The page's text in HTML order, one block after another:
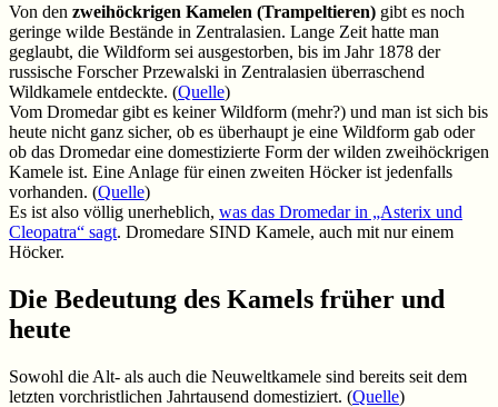
Von den zweihöckrigen Kamelen (Trampeltieren) gibt es noch
geringe wilde Bestände in Zentralasien. Lange Zeit hatte man
geglaubt, die Wildform sei ausgestorben, bis im Jahr 1878 der
russische Forscher Przewalski in Zentralasien überraschend
Wildkamele entdeckte. (Quelle)
Vom Dromedar gibt es keiner Wildform (mehr?) und man ist sich bis
heute nicht ganz sicher, ob es überhaupt je eine Wildform gab oder
ob das Dromedar eine domestizierte Form der wilden zweihöckrigen
Kamele ist. Eine Anlage für einen zweiten Höcker ist jedenfalls
vorhanden. (Quelle)
Es ist also völlig unerheblich, was das Dromedar in „Asterix und
Cleopatra“ sagt. Dromedare SIND Kamele, auch mit nur einem
Höcker.
Die Bedeutung des Kamels früher und
heute
Sowohl die Alt- als auch die Neuweltkamele sind bereits seit dem
letzten vorchristlichen Jahrtausend domestiziert. (Quelle)